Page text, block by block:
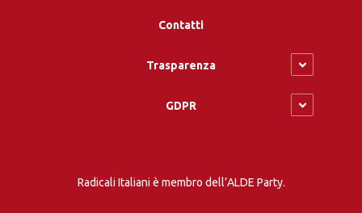
Contatti
Trasparenza
GDPR
Radicali Italiani è membro dell’ALDE Party.